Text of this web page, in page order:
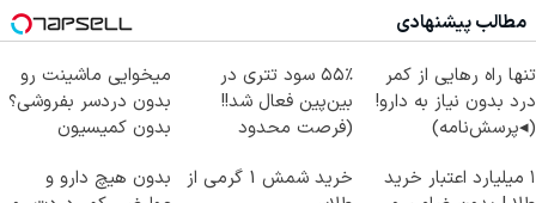
مطالب پیشنهادی
تنها راه رهایی از کمر
درد بدون نیاز به دارو!
(◂پرسش‌نامه)
۵۵٪ سود تتری در
بین‌پین فعال شد!!
(فرصت محدود
میخوایی ماشینت رو
بدون دردسر بفروشی؟
بدون کمیسیون
۱ میلیارد اعتبار خرید
خرید شمش 1 گرمی از
بدون هیچ دارو و